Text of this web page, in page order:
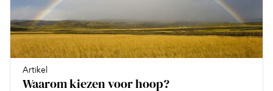
Artikel
Waarom kiezen voor hoop?